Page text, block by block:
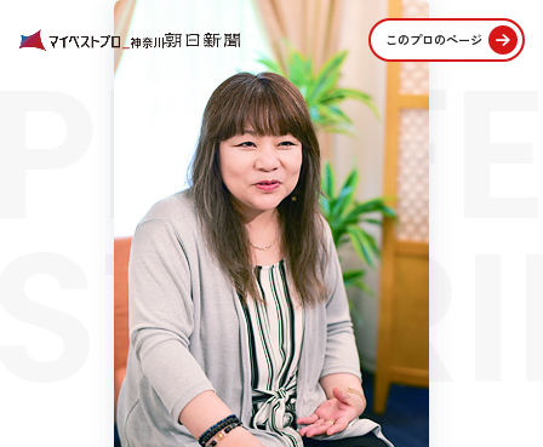
このプロのページ